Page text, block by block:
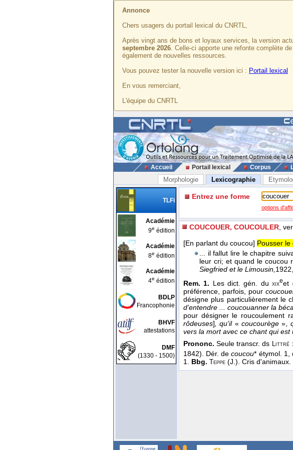
Annonce
Chers usagers du portail lexical du CNRTL,
Après vingt ans de bons et loyaux services, la version
septembre 2026. Celle-ci apporte une refonte complète
également de nouvelles ressources.
Vous pouvez tester la nouvelle version ici : Portail lexical
En vous remerciant,
L'équipe du CNRTL
Accueil Portail lexical Corpus
Morphologie Lexicographie
TLFi
Académie
9e édition
Académie
8e édition
Académie
4e édition
BDLP
Francophonie
BHVF
attestations
DMF
(1330 - 1500)
Entrez une forme
options
COUCOUER, COUCOULER ,
[En parlant du coucou] Pousser le
... il fallut lire le chapitre
leur cri; et quand le coucou
Siegfried et le Limousin,1922
Rem. 1. Les dict. gén. duxixeet
préférence, parfois, pour
désigne plus particulièrement le
d'entendre ... coucouanner la
pour désigner le roucoulement
rôdeuses] , qu'il«coucourège » ,
vers la mort avec ce chant qui
Prononc. Seule transcr. ds Littré:
1842). Dér. decoucou* étymol. 1,
1. Bbg. Teppe (J.). Cris d'animaux.